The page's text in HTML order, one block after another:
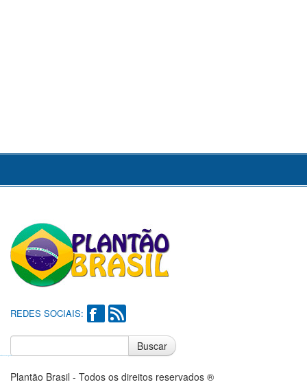
REDES SOCIAIS:
Buscar
Plantão Brasil - Todos os direitos reservados ®